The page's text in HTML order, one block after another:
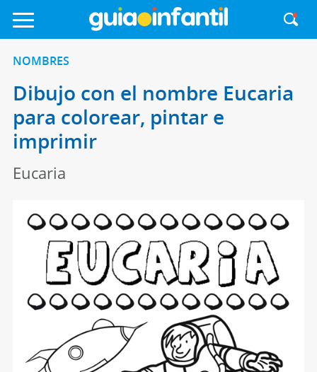
NOMBRES
Dibujo con el nombre Eucaria
para colorear, pintar e
imprimir
Eucaria